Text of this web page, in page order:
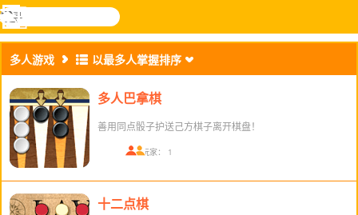
乐和游
搜
寻
登入
功
能
多人游戏 以最多人掌握排序
多人巴拿棋
善用同点骰子护送己方棋子离开棋盘！
在线玩家： 1
十二点棋